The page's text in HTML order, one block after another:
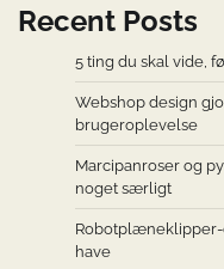
Recent Posts
5 ting du skal vide,
Webshop design
brugeroplevelse
Marcipanroser og
noget særligt
Robotplæneklipper-
have